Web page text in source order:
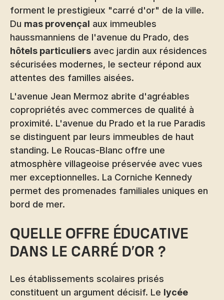
forment le prestigieux "carré d'or" de la ville.
Du mas provençal aux immeubles
haussmanniens de l'avenue du Prado, des
hôtels particuliers avec jardin aux résidences
sécurisées modernes, le secteur répond aux
attentes des familles aisées.
L'avenue Jean Mermoz abrite d'agréables
copropriétés avec commerces de qualité à
proximité. L'avenue du Prado et la rue Paradis
se distinguent par leurs immeubles de haut
standing. Le Roucas-Blanc offre une
atmosphère villageoise préservée avec vues
mer exceptionnelles. La Corniche Kennedy
permet des promenades familiales uniques en
bord de mer.
Quelle offre éducative
dans le carré d'or ?
Les établissements scolaires prisés
constituent un argument décisif. Le lycée